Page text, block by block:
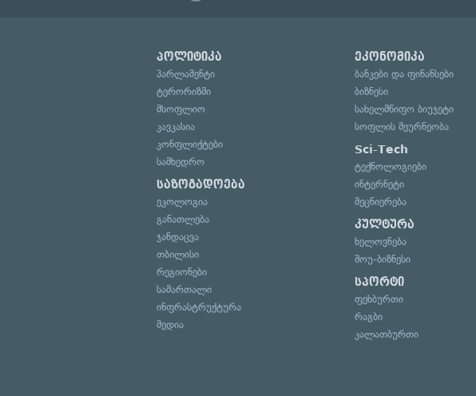
პოლიტიკა
პარლამენტი
ტერორიზმი
მსოფლიო
კავკასია
კონფლიქტები
სამხედრო
საზოგადოება
ეკოლოგია
განათლება
ჯანდაცვა
თბილისი
რეგიონები
სამართალი
ინფრასტრუქტურა
მედია
ეკონომიკა
ბანკები და ფინანსები
ბიზნესი
სახელმწიფო ბიუჯეტი
სოფლის მეურნეობა
Sci-Tech
ტექნოლოგიები
ინტერნეტი
მეცნიერება
კულტურა
ხელოვნება
შოუ-ბიზნესი
სპორტი
ფეხბურთი
რაგბი
კალათბურთი